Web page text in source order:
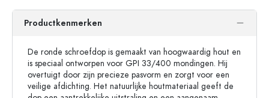
Productkenmerken
De ronde schroefdop is gemaakt van hoogwaardig hout en
is speciaal ontworpen voor GPI 33/400 mondingen. Hij
overtuigt door zijn precieze pasvorm en zorgt voor een
veilige afdichting. Het natuurlijke houtmateriaal geeft de